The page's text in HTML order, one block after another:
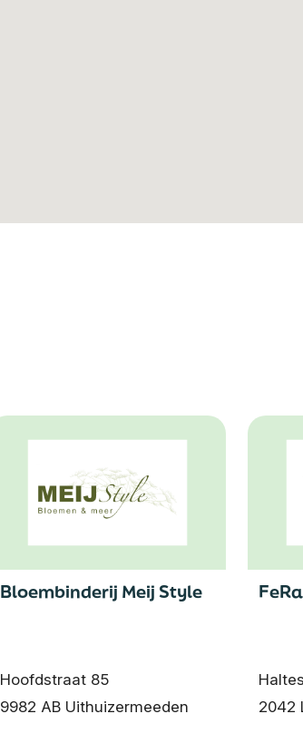
Bloembinderij Meij Style
Hoofdstraat 85
9982 AB Uithuizermeeden
2042